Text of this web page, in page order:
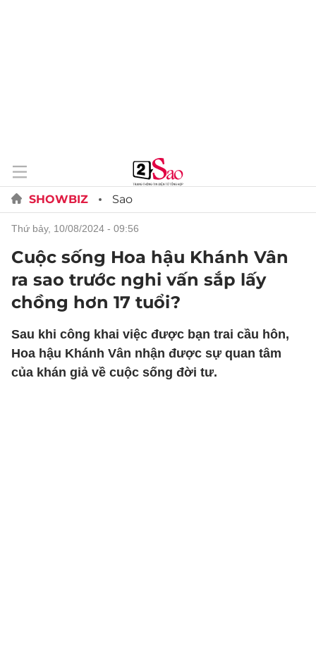
SHOWBIZ Sao
thứ bảy, 10/08/2024 - 09:56
Cuộc sống Hoa hậu Khánh Vân
ra sao trước nghi vấn sắp lấy
chồng hơn 17 tuổi?
Sau khi công khai việc được bạn trai cầu hôn,
Hoa hậu Khánh Vân nhận được sự quan tâm
của khán giả về cuộc sống đời tư.